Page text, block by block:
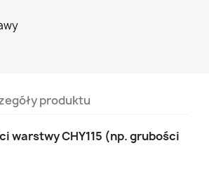
produktu
warstwy CHY115 (np. grubości